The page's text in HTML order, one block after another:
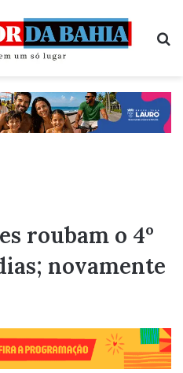
roubam o 4º
novamente